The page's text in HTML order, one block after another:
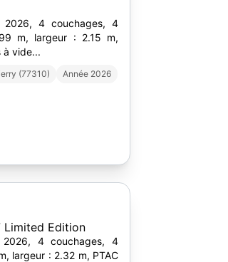
4 couchages, 4
m, largeur : 2.15 m,
à vide...
(77310) Année 2026
Limited Edition
4 couchages, 4
largeur : 2.32 m, PTAC